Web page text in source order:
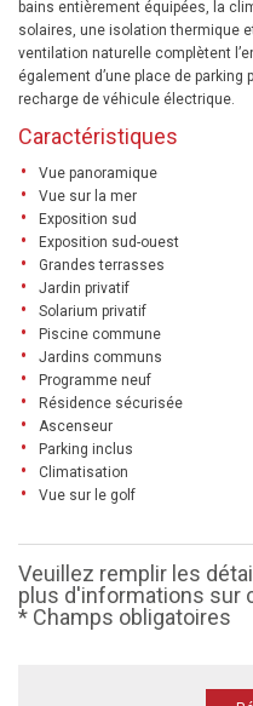
bains entièrement équipées, la
solaires, une isolation thermique
ventilation naturelle complètent
également d’une place de
recharge de véhicule électrique.
Caractéristiques
Vue panoramique
Vue sur la mer
Exposition sud
Exposition sud-ouest
Grandes terrasses
Jardin privatif
Solarium privatif
Piscine commune
Jardins communs
Programme neuf
Résidence sécurisée
Ascenseur
Parking inclus
Climatisation
Vue sur le golf
Veuillez remplir les
plus d'informations sur
* Champs obligatoires